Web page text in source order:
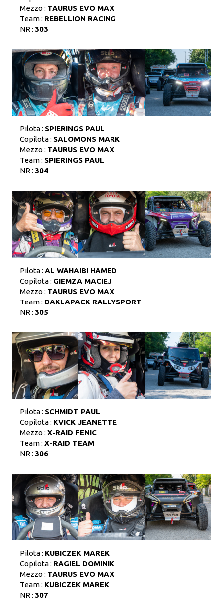
Mezzo : TAURUS EVO MAX
Team : REBELLION RACING
NR : 303
Pilota : SPIERINGS PAUL
Copilota : SALOMONS MARK
Mezzo : TAURUS EVO MAX
Team : SPIERINGS PAUL
NR : 304
Pilota : AL WAHAIBI HAMED
Copilota : GIEMZA MACIEJ
Mezzo : TAURUS EVO MAX
Team : DAKLAPACK RALLYSPORT
NR : 305
Pilota : SCHMIDT PAUL
Copilota : KVICK JEANETTE
Mezzo : X-RAID FENIC
Team : X-RAID TEAM
NR : 306
Pilota : KUBICZEK MAREK
Copilota : RAGIEL DOMINIK
Mezzo : TAURUS EVO MAX
Team : KUBICZEK MAREK
NR : 307